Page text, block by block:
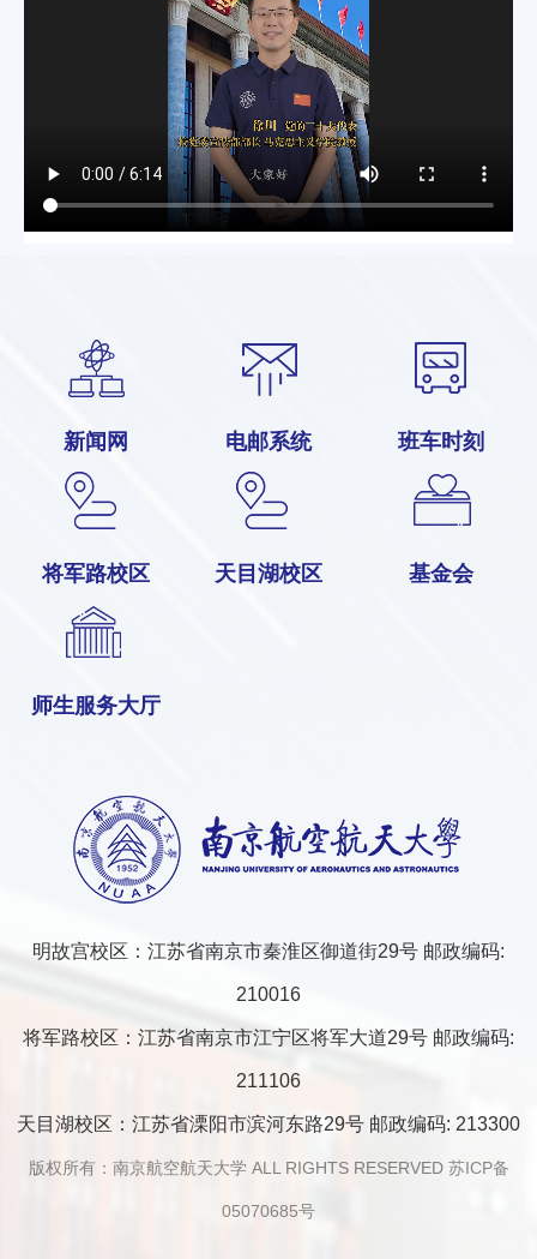
新闻网 电邮系统 班车时刻
将军路校区 天目湖校区 基金会
师生服务大厅
明故宫校区：江苏省南京市秦淮区御道街29号 邮政编码:
210016
将军路校区：江苏省南京市江宁区将军大道29号 邮政编码:
211106
天目湖校区：江苏省溧阳市滨河东路29号 邮政编码: 213300
版权所有：南京航空航天大学 ALL RIGHTS RESERVED 苏ICP备
05070685号